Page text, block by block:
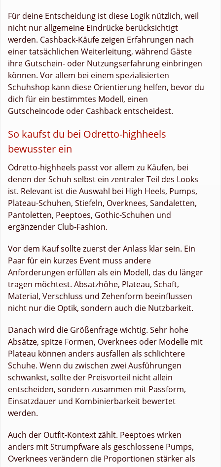
Für deine Entscheidung ist diese Logik nützlich, weil
nicht nur allgemeine Eindrücke berücksichtigt
werden. Cashback-Käufe zeigen Erfahrungen nach
einer tatsächlichen Weiterleitung, während Gäste
ihre Gutschein- oder Nutzungserfahrung einbringen
können. Vor allem bei einem spezialisierten
Schuhshop kann diese Orientierung helfen, bevor du
dich für ein bestimmtes Modell, einen
Gutscheincode oder Cashback entscheidest.
So kaufst du bei Odretto-highheels
bewusster ein
Odretto-highheels passt vor allem zu Käufen, bei
denen der Schuh selbst ein zentraler Teil des Looks
ist. Relevant ist die Auswahl bei High Heels, Pumps,
Plateau-Schuhen, Stiefeln, Overknees, Sandaletten,
Pantoletten, Peeptoes, Gothic-Schuhen und
ergänzender Club-Fashion.
Vor dem Kauf sollte zuerst der Anlass klar sein. Ein
Paar für ein kurzes Event muss andere
Anforderungen erfüllen als ein Modell, das du länger
tragen möchtest. Absatzhöhe, Plateau, Schaft,
Material, Verschluss und Zehenform beeinflussen
nicht nur die Optik, sondern auch die Nutzbarkeit.
Danach wird die Größenfrage wichtig. Sehr hohe
Absätze, spitze Formen, Overknees oder Modelle mit
Plateau können anders ausfallen als schlichtere
Schuhe. Wenn du zwischen zwei Ausführungen
schwankst, sollte der Preisvorteil nicht allein
entscheiden, sondern zusammen mit Passform,
Einsatzdauer und Kombinierbarkeit bewertet
werden.
Auch der Outfit-Kontext zählt. Peeptoes wirken
anders mit Strumpfware als geschlossene Pumps,
Overknees verändern die Proportionen stärker als